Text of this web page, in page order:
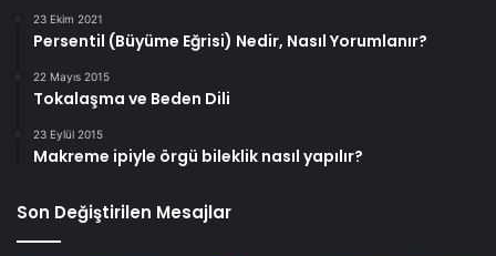
23 Ekim 2021
Persentil (Büyüme Eğrisi) Nedir, Nasıl Yorumlanır?
22 Mayıs 2015
Tokalaşma ve Beden Dili
23 Eylül 2015
Makreme ipiyle örgü bileklik nasıl yapılır?
Son Değiştirilen Mesajlar